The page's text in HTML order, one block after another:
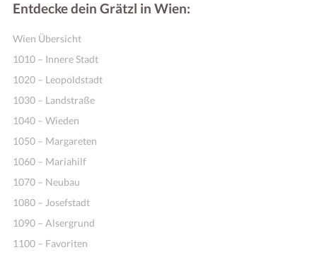
Entdecke dein Grätzl in Wien:
Wien Übersicht
1010 – Innere Stadt
1020 – Leopoldstadt
1030 – Landstraße
1040 – Wieden
1050 – Margareten
1060 – Mariahilf
1070 – Neubau
1080 – Josefstadt
1090 – Alsergrund
1100 – Favoriten